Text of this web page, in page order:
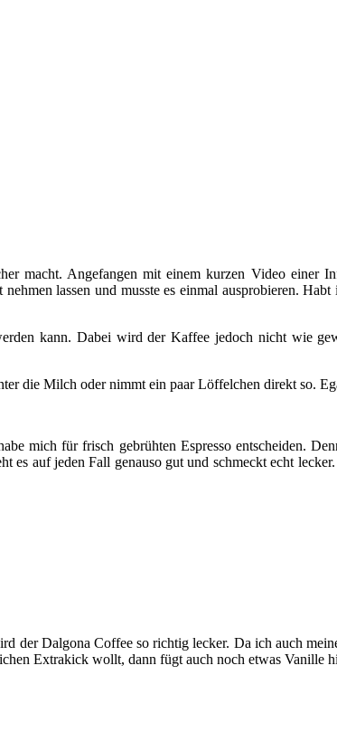
macht. Angefangen mit einem kurzen Video einer
lassen und musste es einmal ausprobieren.
kann. Dabei wird der Kaffee jedoch nicht wie
die Milch oder nimmt ein paar Löffelchen direkt so.
mich für frisch gebrühten Espresso entscheiden.
es auf jeden Fall genauso gut und schmeckt echt
der Dalgona Coffee so richtig lecker. Da ich auch
Extrakick wollt, dann fügt auch noch etwas Vanille